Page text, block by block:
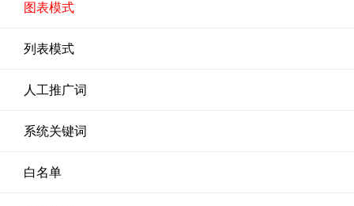
图表模式
列表模式
人工推广词
系统关键词
白名单